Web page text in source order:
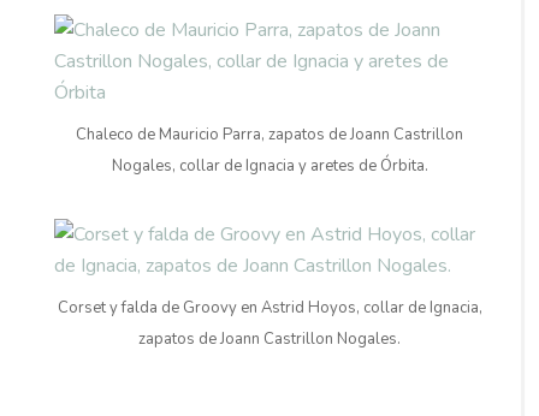
Chaleco de Mauricio Parra, zapatos de Joann Castrillon
Nogales, collar de Ignacia y aretes de Órbita.
Corset y falda de Groovy en Astrid Hoyos, collar de Ignacia,
zapatos de Joann Castrillon Nogales.